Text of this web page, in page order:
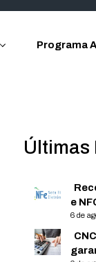
Programa
Últimas
e
6 de